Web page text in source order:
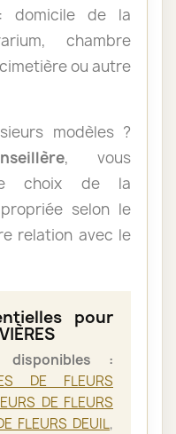
domicile de la
chambre
ou autre
modèles ?
, vous
choix de la
selon le
relation avec le
pour
disponibles :
DE FLEURS
DE FLEURS
FLEURS DEUIL,